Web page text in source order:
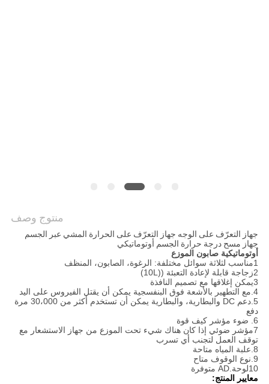
منتوج وصف
جهاز التعرّف على الوجه جهاز التعرّف على الحرارة المشي عبر الجسم
جهاز مسح درجة حرارة الجسم أوتوماتيكي
أوتوماتيكية صابون الموزع
1مناسب لثلاثة سوائل مختلفة: الرغوة، الصابون، المنظف
2زجاجة قابلة لإعادة التعبئة ((10L)
3يمكن إغلاقها مع تصميم النافذة
4.مع التطهير بالأشعة فوق البنفسجية يمكن أن يقتل الفيروس على اليد
5.دعم DC والبطارية، والبطارية يمكن أن تستخدم أكثر من 30،000 مرة
دفع
6. ضوء مؤشر كيف قوة
7مؤشر ضوئي إذا كان هناك شيء تحت الموزع من جهاز الاستشعار مع
توقف العمل لتجنب أي تسرب
8.علبة المياه متاحة
9.نوع الوقوف متاح
10لوحة.AD متوفرة
معايير المنتج: